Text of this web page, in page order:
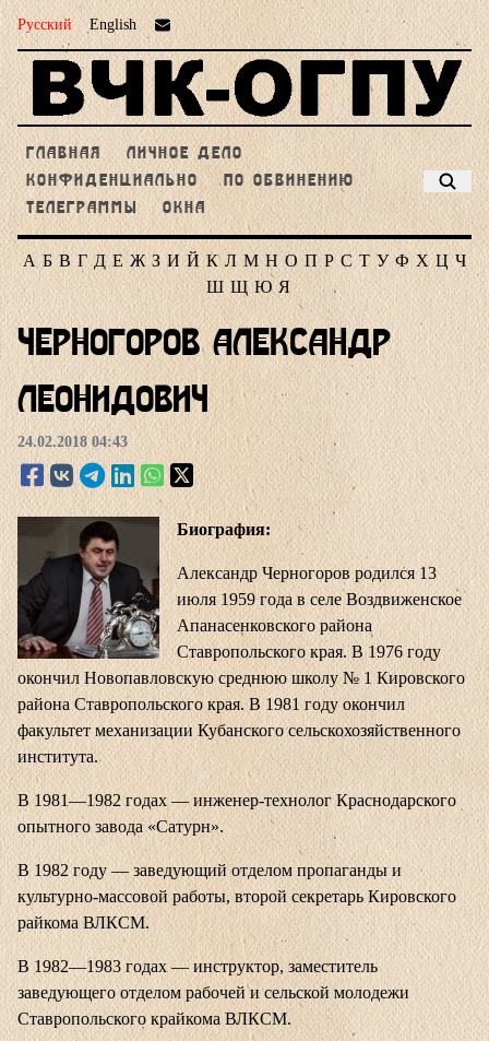
Русский English
ГЛАВНАЯ
ЛИЧНОЕ ДЕЛО
КОНФИДЕНЦИАЛЬНО
ПО ОБВИНЕНИЮ
ТЕЛЕГРАММЫ
ОКНА
А Б В Г Д Е Ж З И Й К Л М Н О П Р С Т У Ф Х Ц Ч
Ш Щ Ю Я
Черногоров Александр
Леонидович
24.02.2018 04:43
Биография:
Александр Черногоров родился 13
июля 1959 года в селе Воздвиженское
Апанасенковского района
Ставропольского края. В 1976 году
окончил Новопавловскую среднюю школу № 1 Кировского
района Ставропольского края. В 1981 году окончил
факультет механизации Кубанского сельскохозяйственного
института.
В 1981—1982 годах — инженер-технолог Краснодарского
опытного завода «Сатурн».
В 1982 году — заведующий отделом пропаганды и
культурно-массовой работы, второй секретарь Кировского
райкома ВЛКСМ.
В 1982—1983 годах — инструктор, заместитель
заведующего отделом рабочей и сельской молодежи
Ставропольского крайкома ВЛКСМ.